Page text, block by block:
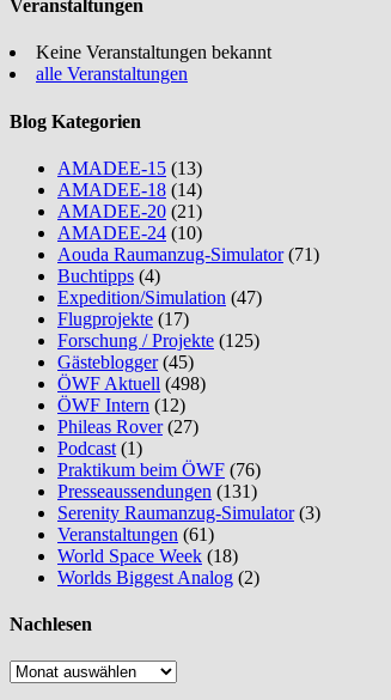
Veranstaltungen
Keine Veranstaltungen bekannt
alle Veranstaltungen
Blog Kategorien
AMADEE-15 (13)
AMADEE-18 (14)
AMADEE-20 (21)
AMADEE-24 (10)
Aouda Raumanzug-Simulator(71)
Buchtipps (4)
Expedition/Simulation (47)
Flugprojekte (17)
Forschung / Projekte (125)
Gästeblogger(45)
ÖWF Aktuell (498)
ÖWF Intern (12)
Phileas Rover(27)
Podcast (1)
Praktikum beim ÖWF (76)
Presseaussendungen (131)
Serenity Raumanzug-Simulator(3)
Veranstaltungen (61)
World Space Week (18)
Worlds Biggest Analog (2)
Nachlesen
Nachlesen